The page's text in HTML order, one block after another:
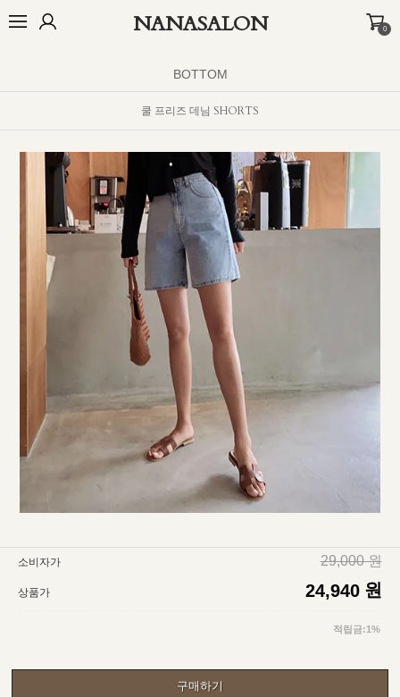
NANASALON 0
BOTTOM
쿨 프리즈 데님 SHORTS
소비자가 29,000 원
상품가 24,940 원
적립금:1%
구매하기